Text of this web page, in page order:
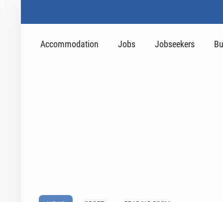
Accommodation Jobs Jobseekers